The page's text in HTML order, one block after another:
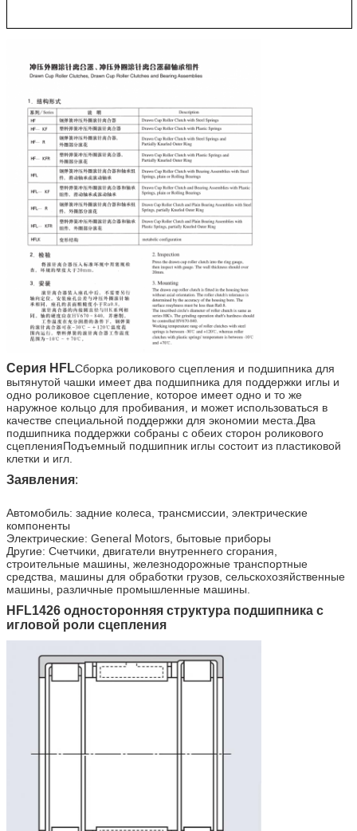
Серия HFLСборка роликового сцепления и подшипника для
вытянутой чашки имеет два подшипника для поддержки иглы и
одно роликовое сцепление, которое имеет одно и то же
наружное кольцо для пробивания, и может использоваться в
качестве специальной поддержки для экономии места.Два
подшипника поддержки собраны с обеих сторон роликового
сцепленияПодъемный подшипник иглы состоит из пластиковой
клетки и игл.
Заявления:
Автомобиль: задние колеса, трансмиссии, электрические
компоненты
Электрические: General Motors, бытовые приборы
Другие: Счетчики, двигатели внутреннего сгорания,
строительные машины, железнодорожные транспортные
средства, машины для обработки грузов, сельскохозяйственные
машины, различные промышленные машины.
HFL1426 односторонняя структура подшипника с
игловой роли сцепления